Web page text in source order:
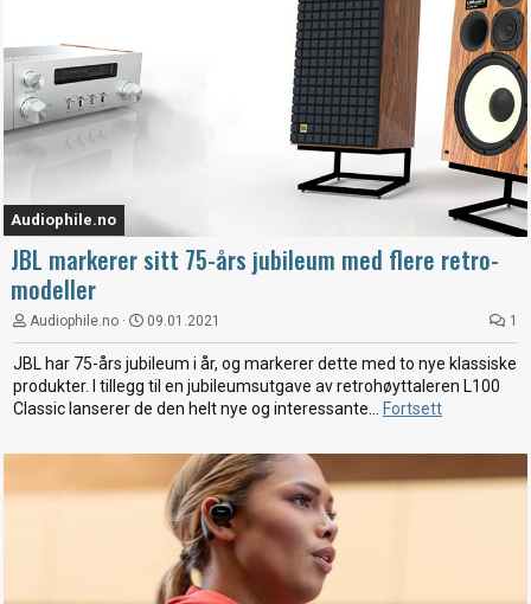
Audiophile.no
JBL markerer sitt 75-års jubileum med flere retro-
modeller
Audiophile.no 09.01.2021 1
JBL har 75-års jubileum i år, og markerer dette med to nye klassiske
produkter. I tillegg til en jubileumsutgave av retrohøyttaleren L100
Classic lanserer de den helt nye og interessante...
Fortsett